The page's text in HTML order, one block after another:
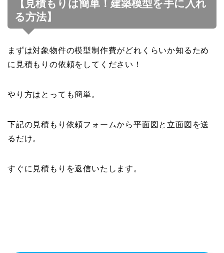
【見積もりは簡単！建築模型を手に入れ
る方法】
まずは対象物件の模型制作費がどれくらいか知るため
に見積もりの依頼をしてください！
やり方はとっても簡単。
下記の見積もり依頼フォームから平面図と立面図を送
るだけ。
すぐに見積もりを返信いたします。